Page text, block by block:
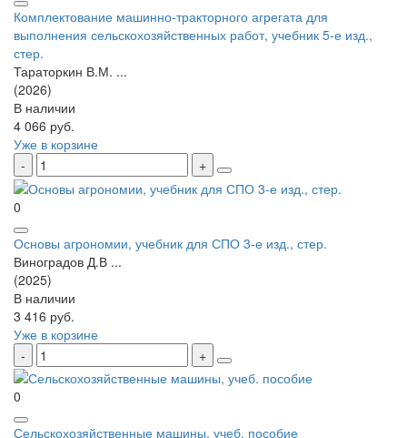
Комплектование машинно-тракторного агрегата для
выполнения сельскохозяйственных работ, учебник 5-е изд.,
стер.
Тараторкин В.М. ...
(2026)
В наличии
4 066 руб.
Уже в корзине
0
Основы агрономии, учебник для СПО 3-е изд., стер.
Виноградов Д.В ...
(2025)
В наличии
3 416 руб.
Уже в корзине
0
Сельскохозяйственные машины, учеб. пособие